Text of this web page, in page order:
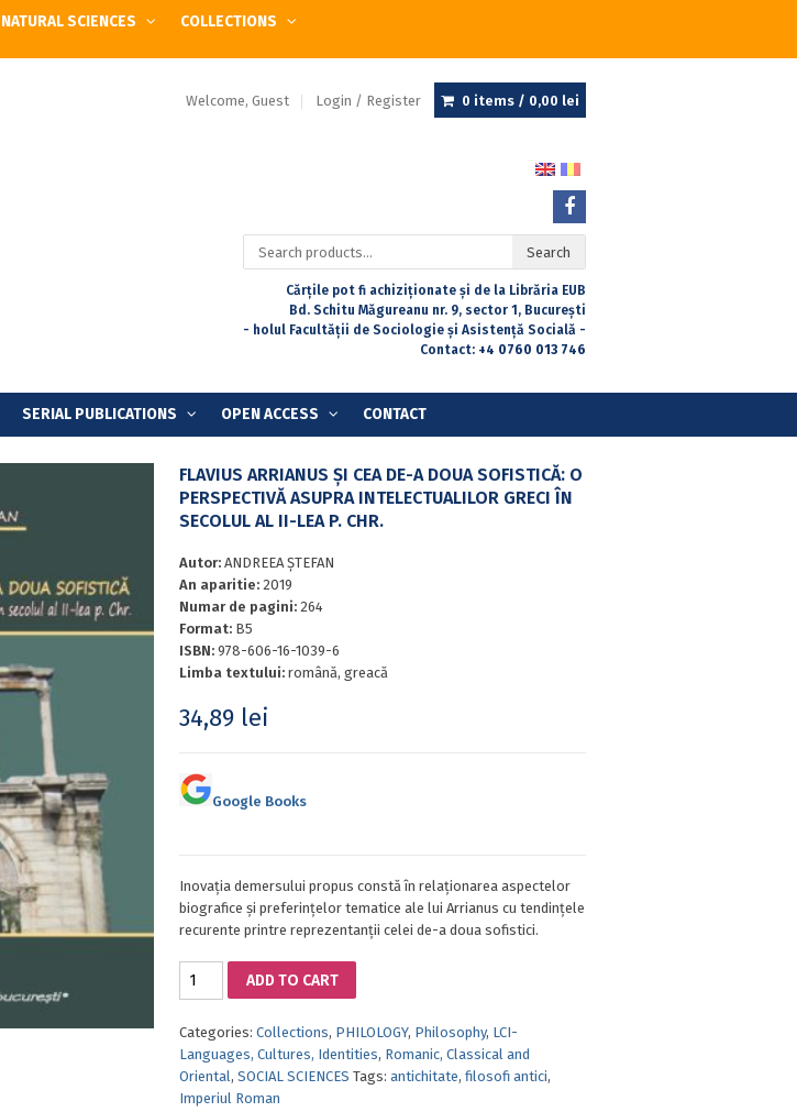
NATURAL SCIENCES COLLECTIONS
Welcome, Guest Login / Register 0 items / 0,00 lei
Search
for:
Search
Cărțile pot fi achiziționate și de la Librăria EUB
Bd. Schitu Măgureanu nr. 9, sector 1, București
- holul Facultății de Sociologie și Asistență Socială -
Contact: +4 0760 013 746
SERIAL PUBLICATIONS OPEN ACCESS CONTACT
FLAVIUS ARRIANUS ȘI CEA DE-A DOUA SOFISTICĂ: O
PERSPECTIVĂ ASUPRA INTELECTUALILOR GRECI ÎN
SECOLUL AL II-LEA P. CHR.
Autor: ANDREEA ȘTEFAN
An aparitie: 2019
Numar de pagini: 264
Format: B5
ISBN: 978-606-16-1039-6
Limba textului: română, greacă
34,89 lei
Google Books
Inovația demersului propus constă în relaționarea aspectelor
biografice și preferințelor tematice ale lui Arrianus cu tendințele
recurente printre reprezentanții celei de-a doua sofistici.
FLAVIUS
ARRIANUS
CEA
DE-
A
DOUA
ADD TO CART
Categories: Collections, PHILOLOGY, Philosophy, LCI-
Languages, Cultures, Identities, Romanic, Classical and
Oriental , SOCIAL SCIENCES Tags: antichitate, filosofi antici,
Imperiul Roman